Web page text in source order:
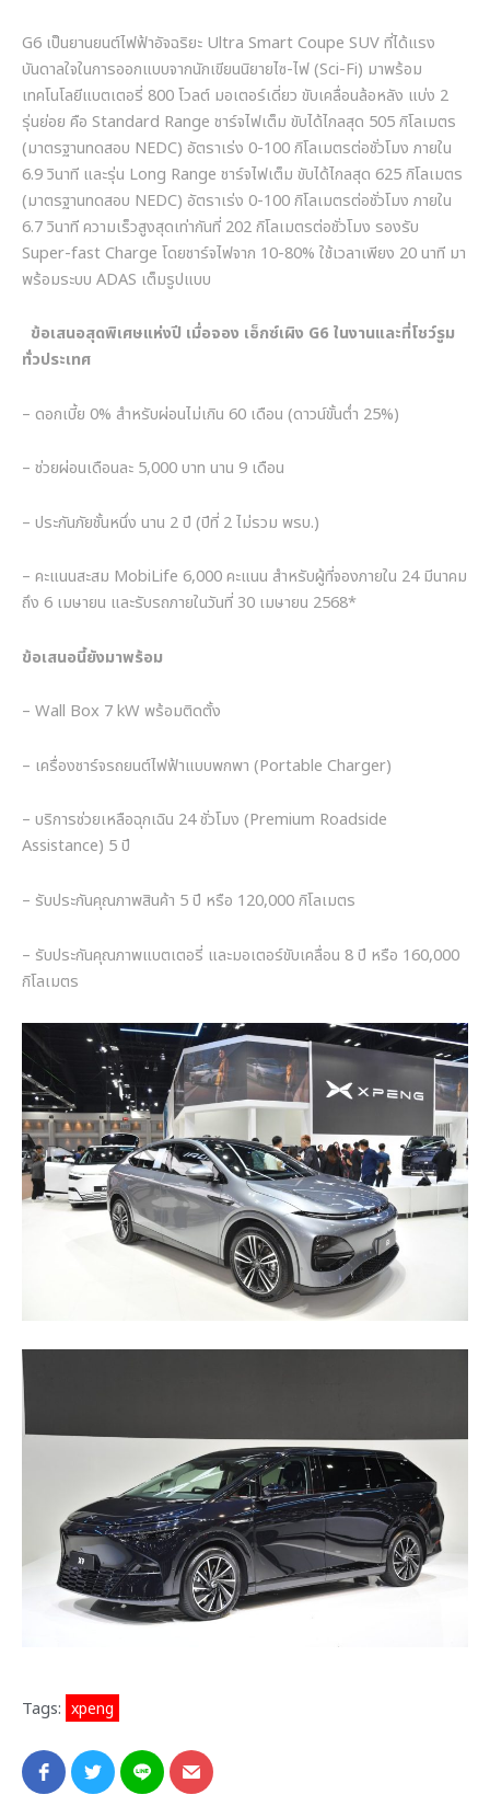
G6 เป็นยานยนต์ไฟฟ้าอัจฉริยะ Ultra Smart Coupe SUV ที่ได้แรง
บันดาลใจในการออกแบบจากนักเขียนนิยายไซ-ไฟ (Sci-Fi) มาพร้อม
เทคโนโลยีแบตเตอรี่ 800 โวลต์ มอเตอร์เดี่ยว ขับเคลื่อนล้อหลัง แบ่ง 2
รุ่นย่อย คือ Standard Range ชาร์จไฟเต็ม ขับได้ไกลสุด 505 กิโลเมตร
(มาตรฐานทดสอบ NEDC) อัตราเร่ง 0-100 กิโลเมตรต่อชั่วโมง ภายใน
6.9 วินาที และรุ่น Long Range ชาร์จไฟเต็ม ขับได้ไกลสุด 625 กิโลเมตร
(มาตรฐานทดสอบ NEDC) อัตราเร่ง 0-100 กิโลเมตรต่อชั่วโมง ภายใน
6.7 วินาที ความเร็วสูงสุดเท่ากันที่ 202 กิโลเมตรต่อชั่วโมง รองรับ
Super-fast Charge โดยชาร์จไฟจาก 10-80% ใช้เวลาเพียง 20 นาที มา
พร้อมระบบ ADAS เต็มรูปแบบ
ข้อเสนอสุดพิเศษแห่งปี เมื่อจอง เอ็กซ์เผิง G6 ในงานและที่โชว์รูม
ทั่วประเทศ
– ดอกเบี้ย 0% สำหรับผ่อนไม่เกิน 60 เดือน (ดาวน์ขั้นต่ำ 25%)
– ช่วยผ่อนเดือนละ 5,000 บาท นาน 9 เดือน
– ประกันภัยชั้นหนึ่ง นาน 2 ปี (ปีที่ 2 ไม่รวม พรบ.)
– คะแนนสะสม MobiLife 6,000 คะแนน สำหรับผู้ที่จองภายใน 24 มีนาคม
ถึง 6 เมษายน และรับรถภายในวันที่ 30 เมษายน 2568*
ข้อเสนอนี้ยังมาพร้อม
– Wall Box 7 kW พร้อมติดตั้ง
– เครื่องชาร์จรถยนต์ไฟฟ้าแบบพกพา (Portable Charger)
– บริการช่วยเหลือฉุกเฉิน 24 ชั่วโมง (Premium Roadside
Assistance) 5 ปี
– รับประกันคุณภาพสินค้า 5 ปี หรือ 120,000 กิโลเมตร
– รับประกันคุณภาพแบตเตอรี่ และมอเตอร์ขับเคลื่อน 8 ปี หรือ 160,000
กิโลเมตร
Tags: xpeng